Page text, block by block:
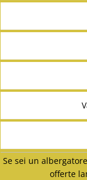
Se sei un
offerte